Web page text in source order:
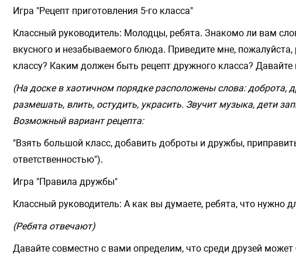
Игра "Рецепт приготовления 5-го класса"
Классный руководитель: Молодцы, ребята. Знакомо ли вам
вкусного и незабываемого блюда. Приведите мне,
классу? Каким должен быть рецепт дружного класса?
(На доске в хаотичном порядке расположены слова: доброта,
размешать, влить, остудить, украсить. Звучит музыка, дети
Возможный вариант рецепта:
"Взять большой класс, добавить доброты и дружбы,
ответственностью").
Игра "Правила дружбы"
Классный руководитель: А как вы думаете, ребята, что нужно
(Ребята отвечают)
Давайте совместно с вами определим, что среди друзей